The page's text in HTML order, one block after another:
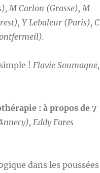
M Carlon (Grasse), M
Y Lebaleur (Paris), C
!Flavie Soumagne,
: à propos de 7
Eddy Fares
dans les poussées